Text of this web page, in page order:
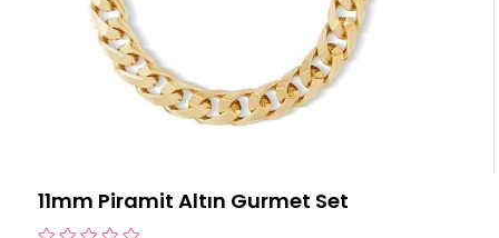
11mm Piramit Altın Gurmet Set